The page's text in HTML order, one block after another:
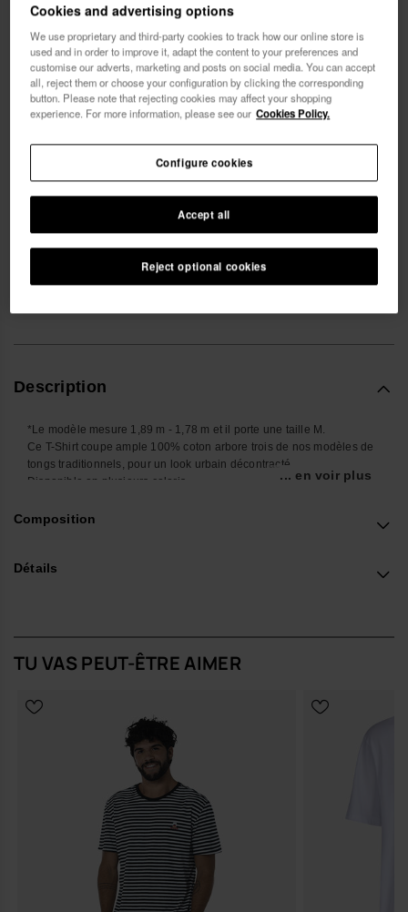
Havaianas T-Shirt FF Collage
Livraison offerte sur toutes tes commandes
Choisis ta taille
m
Bientôt disponible, Préviens-moi
Description
*Le modèle mesure 1,89 m - 1,78 m et il porte une taille M.
Ce T-Shirt coupe ample 100% coton arbore trois de nos modèles de
tongs traditionnels, pour un look urbain décontracté.
Disponible en plusieurs coloris.
- MOTIF IMPRIMÉ SUR LE DEVANT
... en voir plus
Composition
Détails
TU VAS PEUT-ÊTRE AIMER
Politique de Confidentialité
je veux 10% de
réduction
Cookies and advertising options
We use proprietary and third-party cookies to track how our online store is
used and in order to improve it, adapt the content to your preferences and
customise our adverts, marketing and posts on social media. You can accept
all, reject them or choose your configuration by clicking the corresponding
button. Please note that rejecting cookies may affect your shopping
experience. For more information, please see our Cookies Policy.
Reject optional cookies
Accept all
Configure cookies